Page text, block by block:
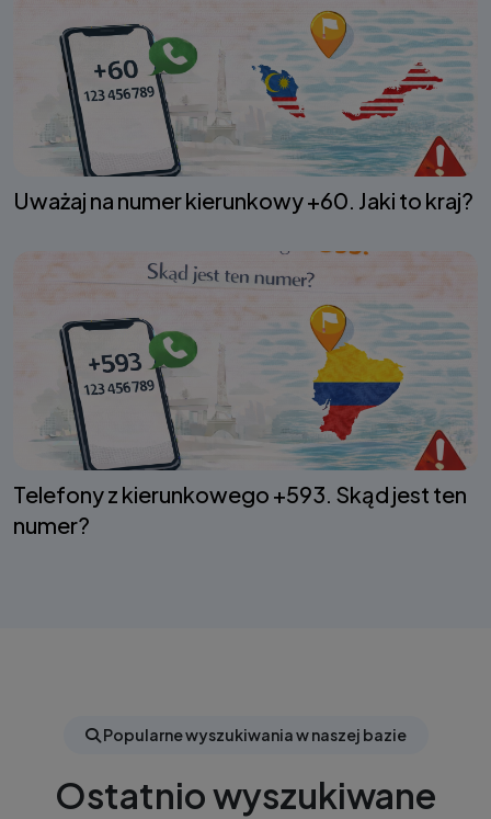
Uważaj na numer kierunkowy +60. Jaki to kraj?
Telefony z kierunkowego +593. Skąd jest ten
numer?
Popularne wyszukiwania w naszej bazie
Ostatnio wyszukiwane